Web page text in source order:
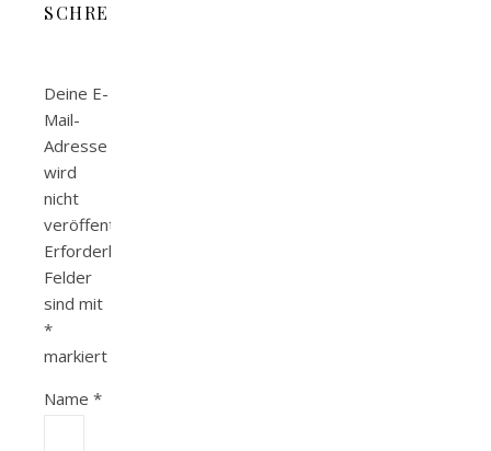
SCHREIBEN
Deine E-
Mail-
Adresse
wird
nicht
veröffentlicht.
Erforderliche
Felder
sind mit
*
markiert
Name *